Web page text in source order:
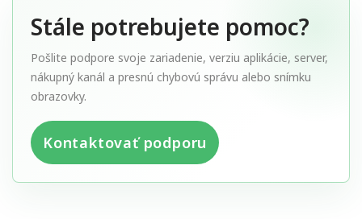
Stále potrebujete pomoc?
Pošlite podpore svoje zariadenie, verziu aplikácie, server,
nákupný kanál a presnú chybovú správu alebo snímku
obrazovky.
Kontaktovať podporu